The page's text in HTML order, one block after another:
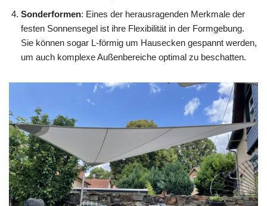
Sonderformen: Eines der herausragenden Merkmale der
festen Sonnensegel ist ihre Flexibilität in der Formgebung.
Sie können sogar L-förmig um Hausecken gespannt werden,
um auch komplexe Außenbereiche optimal zu beschatten.